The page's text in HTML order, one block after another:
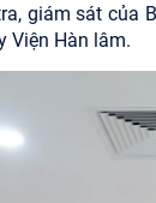
giám sát của
Viện Hàn lâm.